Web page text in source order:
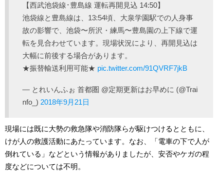
【西武池袋線･豊島線 運転再開見込 14:50】
池袋線と豊島線は、13:54頃、大泉学園駅での人身事
故の影響で、池袋〜所沢・練馬〜豊島園の上下線で運
転を見合わせています。現場状況により、再開見込は
大幅に前後する場合があります。
★振替輸送利用可能★ pic.twitter.com/91QVRF7jkB
— とれいんふぉ 首都圏 @定期更新はお早めに (@Trai
nfo_) 2018年9月21日
現場には既に大勢の救急隊や消防隊らが駆けつけるとともに、
けが人の救護活動にあたっています。なお、「電車の下で人が
倒れている」などという情報がありましたが、安否やケガの程
度などについては不明。